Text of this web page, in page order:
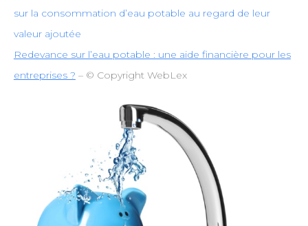
sur la consommation d’eau potable au regard de leur
valeur ajoutée
Redevance sur l’eau potable : une aide financière pour les
entreprises ? – © Copyright WebLex